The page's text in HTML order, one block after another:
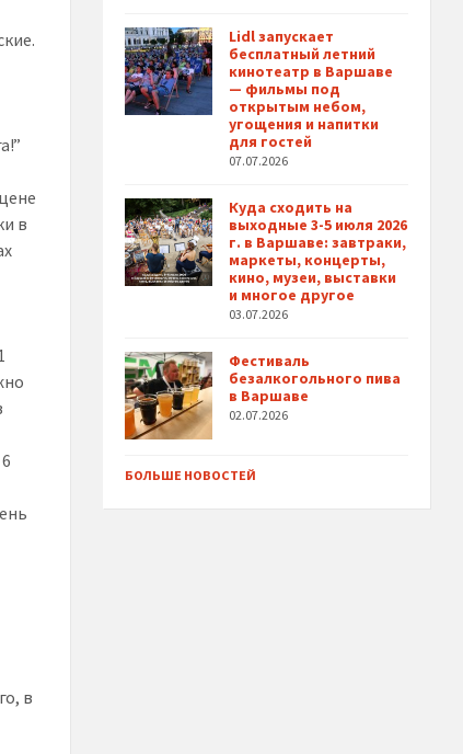
в
в
Lidl запускает
бесплатный летний
кинотеатр в Варшаве
— фильмы под
открытым небом,
угощения и напитки
для гостей
07.07.2026
Куда сходить на
выходные 3-5 июля 2026
г. в Варшаве: завтраки,
маркеты, концерты,
кино, музеи, выставки
и многое другое
03.07.2026
Фестиваль
безалкогольного пива
в Варшаве
02.07.2026
БОЛЬШЕ НОВОСТЕЙ